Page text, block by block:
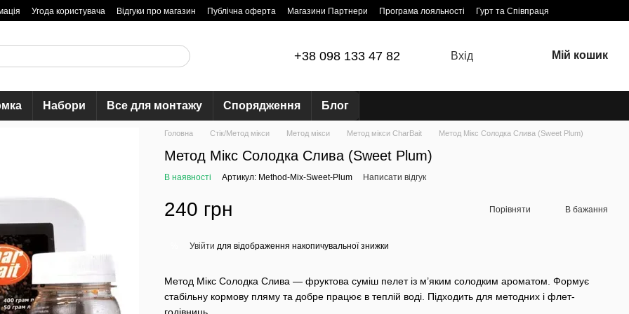
Угода користувача Відгуки про магазин Публічна оферта Магазини Партнери Програма лояльності Гурт та Співпраця
+38 098 133 47 82 Вхід Мій кошик
Набори Все для монтажу Спорядження Блог
Головна Стік/Метод мікси Метод мікси Метод мікси CharBait Метод Мікс Солодка Слива (Sweet Plum)
Метод Мікс Солодка Слива (Sweet Plum)
В наявності Артикул: Method-Mix-Sweet-Plum Написати відгук
240 грн Порівняти В бажання
Увійти для відображення накопичувальної знижки
Метод Мікс Солодка Слива — фруктова суміш пелет із м’яким солодким ароматом. Формує
стабільну кормову пляму та добре працює в теплій воді. Підходить для методних і флет-